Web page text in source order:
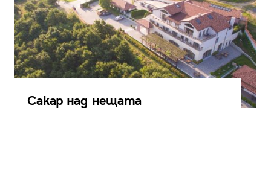
Сакар над нещата